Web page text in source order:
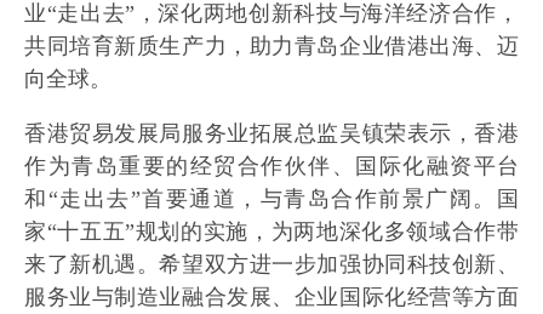
业“走出去”，深化两地创新科技与海洋经济合作，
共同培育新质生产力，助力青岛企业借港出海、迈
向全球。
香港贸易发展局服务业拓展总监吴镇荣表示，香港
作为青岛重要的经贸合作伙伴、国际化融资平台
和“走出去”首要通道，与青岛合作前景广阔。国
家“十五五”规划的实施，为两地深化多领域合作带
来了新机遇。希望双方进一步加强协同科技创新、
服务业与制造业融合发展、企业国际化经营等方面